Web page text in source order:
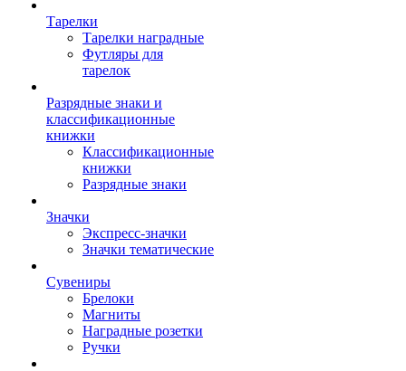
Тарелки
Тарелки наградные
Футляры для
тарелок
Разрядные знаки и
классификационные
книжки
Классификационные
книжки
Разрядные знаки
Значки
Экспресс-значки
Значки тематические
Сувениры
Брелоки
Магниты
Наградные розетки
Ручки